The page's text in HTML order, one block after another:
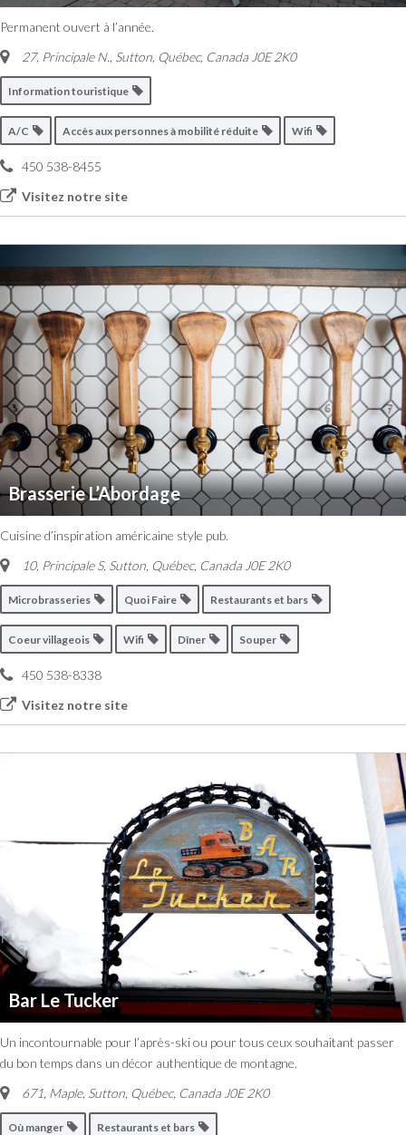
Permanent ouvert à l’année.
27, Principale N. Sutton, Québec, Canada J0E 2K0
Information touristique
A/C Accès aux personnes à mobilité réduite Wifi
450 538-8455
Visitez notre site
Brasserie L’Abordage
Cuisine d’inspiration américaine style pub.
10, Principale S, Sutton Québec, Canada J0E 2K0
Microbrasseries Quoi Faire Restaurants et bars
Coeur villageois Wifi Dîner Souper
450 538-8338
Visitez notre site
Bar Le Tucker
Un incontournable pour l’après-ski ou pour tous ceux souhaitant passer
du bon temps dans un décor authentique de montagne.
671, Maple, Sutton Québec, Canada J0E 2K0
Où manger Restaurants et bars